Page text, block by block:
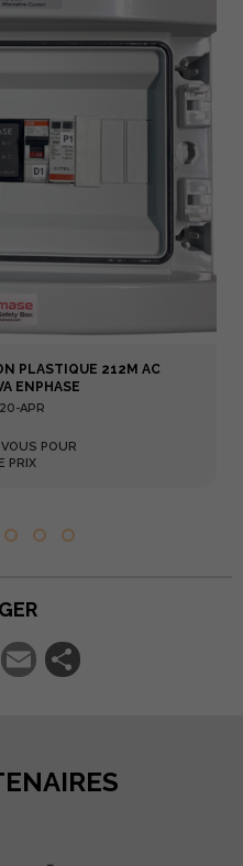
PLASTIQUE 212M AC
ENPHASE
APR
POUR
PRIX
Twitter
Email